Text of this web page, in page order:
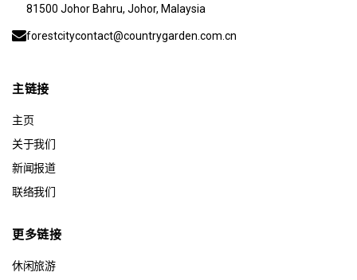
81500 Johor Bahru, Johor, Malaysia
forestcitycontact@countrygarden.com.cn
主链接
主页
关于我们
新闻报道
联络我们
更多链接
休闲旅游